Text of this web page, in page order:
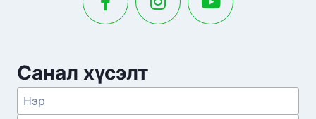
Санал хүсэлт